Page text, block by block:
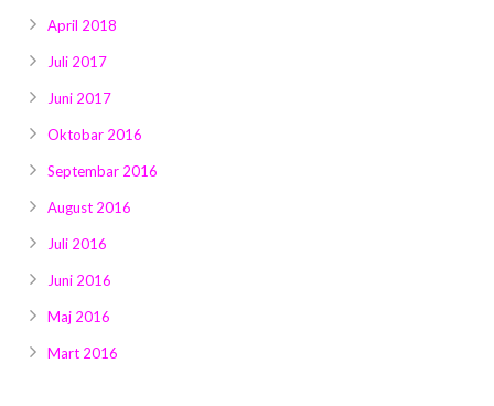
April 2018
Juli 2017
Juni 2017
Oktobar 2016
Septembar 2016
August 2016
Juli 2016
Juni 2016
Maj 2016
Mart 2016